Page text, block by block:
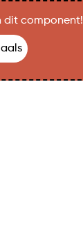
dit component!